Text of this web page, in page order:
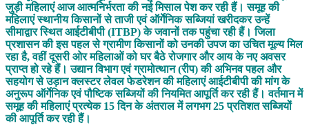
जुड़ी महिलाएं आज आत्मनिर्भरता की नई मिसाल पेश कर रही हैं। समूह की
महिलाएं स्थानीय किसानों से ताजी एवं ऑर्गेनिक सब्जियां खरीदकर उन्हें
सीमाद्वार स्थित आईटीबीपी (ITBP) के जवानों तक पहुंचा रही हैं। जिला
प्रशासन की इस पहल से ग्रामीण किसानों को उनकी उपज का उचित मूल्य मिल
रहा है, वहीं दूसरी ओर महिलाओं को घर बैठे रोजगार और आय के नए अवसर
प्राप्त हो रहे हैं। उद्यान विभाग एवं ग्रामोत्थान (रीप) की अभिनव पहल और
सहयोग से उड़ान क्लस्टर लेवल फेडरेशन की महिलाएं आईटीबीपी की मांग के
अनुरूप ऑर्गेनिक एवं पौष्टिक सब्जियों की नियमित आपूर्ति कर रही हैं। वर्तमान में
समूह की महिलाएं प्रत्येक 15 दिन के अंतराल में लगभग 25 प्रतिशत सब्जियों
की आपूर्ति कर रही हैं।